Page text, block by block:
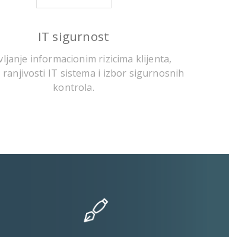
IT sigurnost
informacionim rizicima klijenta,
ranjivosti IT sistema i izbor sigurnosnih
kontrola.